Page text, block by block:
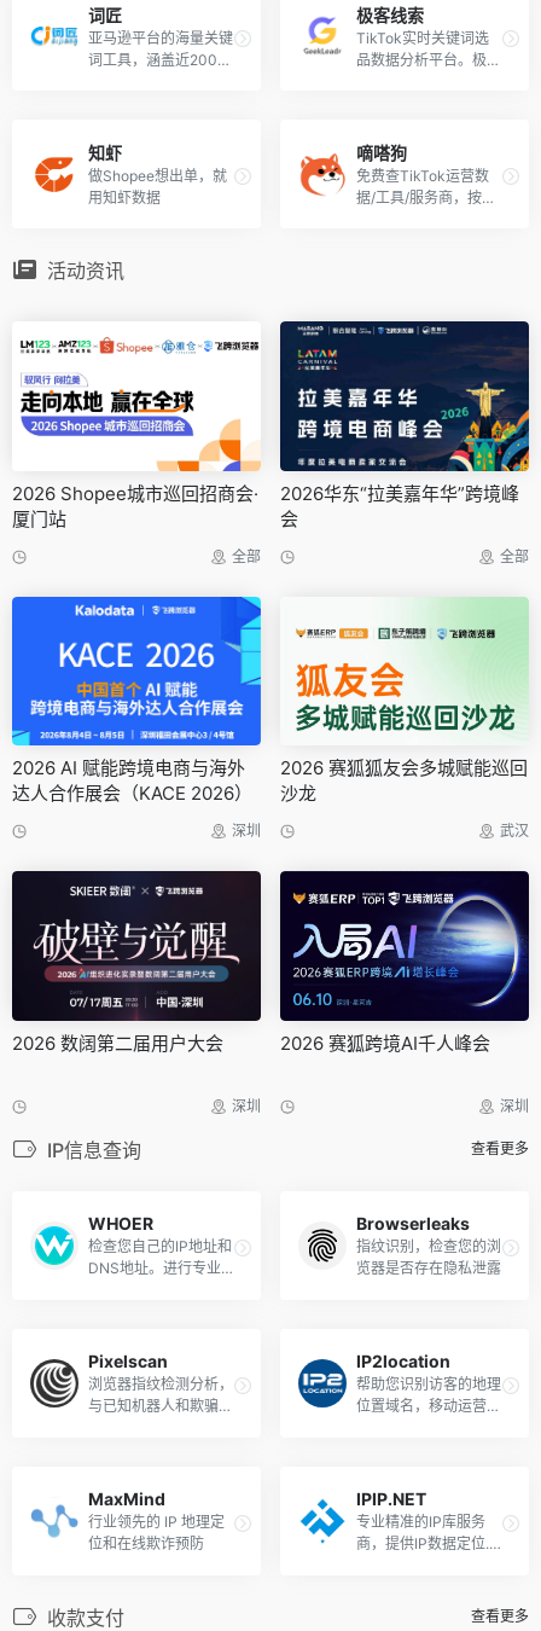
词匠
亚马逊平台的海量关键
词工具，涵盖近200亿
极客线索
TikTok实时关键词选
品数据分析平台。极客
带动全球生意增长。
知虾
做Shopee想出单，就
用知虾数据
嘀嗒狗
免费查TikTok运营数
据/工具/服务商，按业
活动资讯
2026 Shopee城市巡回招商会·
厦门站
全部
2026华东“拉美嘉年华”跨境峰
会
全部
2026 AI 赋能跨境电商与海外
达人合作展会（KACE 2026）
深圳
2026 赛狐狐友会多城赋能巡回
沙龙
武汉
2026 数阔第二届用户大会
深圳
2026 赛狐跨境AI千人峰会
深圳
IP信息查询 查看更多
WHOER
检查您自己的IP地址和
DNS地址。进行专业
Browserleaks
指纹识别，检查您的浏
览器是否存在隐私泄露
Pixelscan
浏览器指纹检测分析，
与已知机器人和欺骗位
IP2location
帮助您识别访客的地理
位置域名，移动运营
MaxMind
行业领先的 IP 地理定
位和在线欺诈预防
IPIP.NET
专业精准的IP库服务
商，提供IP数据定位.
收款支付 查看更多